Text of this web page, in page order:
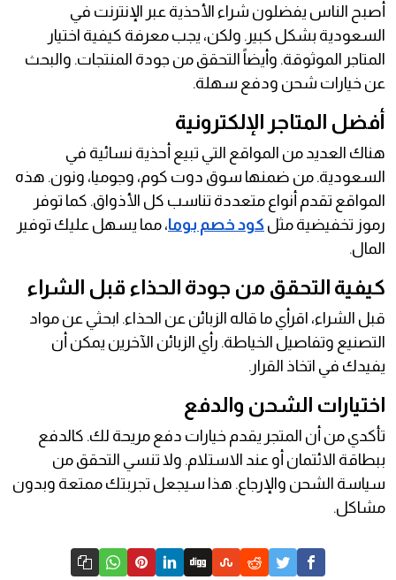
أصبح الناس يفضلون شراء الأحذية عبر الإنترنت في
السعودية بشكل كبير. ولكن، يجب معرفة كيفية اختيار
المتاجر الموثوقة. وأيضاً التحقق من جودة المنتجات. والبحث
عن خيارات شحن ودفع سهلة.
أفضل المتاجر الإلكترونية
هناك العديد من المواقع التي تبيع أحذية نسائية في
السعودية. من ضمنها سوق دوت كوم، وجوميا، ونون. هذه
المواقع تقدم أنواع متعددة تناسب كل الأذواق. كما توفر
رموز تخفيضية مثل كود خصم بوما، مما يسهل عليك توفير
المال.
كيفية التحقق من جودة الحذاء قبل الشراء
قبل الشراء، اقرأي ما قاله الزبائن عن الحذاء. ابحثي عن مواد
التصنيع وتفاصيل الخياطة. رأي الزبائن الآخرين يمكن أن
يفيدك في اتخاذ القرار.
اختيارات الشحن والدفع
تأكدي من أن المتجر يقدم خيارات دفع مريحة لك. كالدفع
ببطاقة الائتمان أو عند الاستلام. ولا تنسي التحقق من
سياسة الشحن والإرجاع. هذا سيجعل تجربتك ممتعة وبدون
مشاكل.